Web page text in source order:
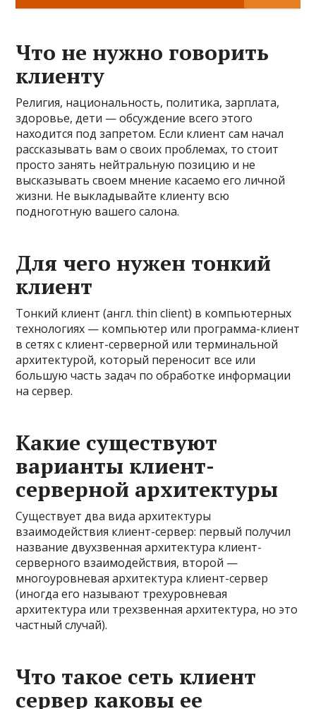
Что не нужно говорить
клиенту
Религия, национальность, политика, зарплата,
здоровье, дети — обсуждение всего этого
находится под запретом. Если клиент сам начал
рассказывать вам о своих проблемах, то стоит
просто занять нейтральную позицию и не
высказывать своем мнение касаемо его личной
жизни. Не выкладывайте клиенту всю
подноготную вашего салона.
Для чего нужен тонкий
клиент
Тонкий клиент (англ. thin client) в компьютерных
технологиях — компьютер или программа-клиент
в сетях с клиент-серверной или терминальной
архитектурой, который переносит все или
большую часть задач по обработке информации
на сервер.
Какие существуют
варианты клиент-
серверной архитектуры
Существует два вида архитектуры
взаимодействия клиент-сервер: первый получил
название двухзвенная архитектура клиент-
серверного взаимодействия, второй —
многоуровневая архитектура клиент-сервер
(иногда его называют трехуровневая
архитектура или трехзвенная архитектура, но это
частный случай).
Что такое сеть клиент
сервер каковы ее